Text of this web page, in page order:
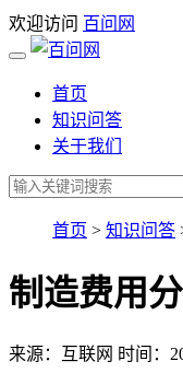
欢迎访问 百问网
首页
知识问答
关于我们
首页 > 知识问答
制造费用
来源：互联网 时间：